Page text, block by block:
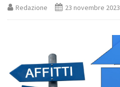
Redazione 23 novembre 2023